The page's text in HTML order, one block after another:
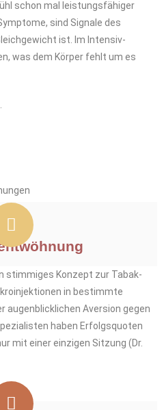
schon mal leistungsfähiger
sind Signale des
ist. Im Intensiv-
was dem Körper fehlt um es
stimmiges Konzept zur Tabak-
in bestimmte
augenblicklichen Aversion gegen
haben Erfolgsquoten
mit einer einzigen Sitzung (Dr.